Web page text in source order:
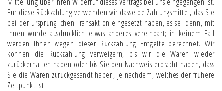
Für diese Rückzahlung verwenden wir dasselbe Zahlungsmittel, das Sie
bei der ursprünglichen Transaktion eingesetzt haben, es sei denn, mit
Ihnen wurde ausdrücklich etwas anderes vereinbart; in keinem Fall
werden Ihnen wegen dieser Rückzahlung Entgelte berechnet. Wir
können die Rückzahlung verweigern, bis wir die Waren wieder
zurückerhalten haben oder bis Sie den Nachweis erbracht haben, dass
Sie die Waren zurückgesandt haben, je nachdem, welches der frühere
Zeitpunkt ist